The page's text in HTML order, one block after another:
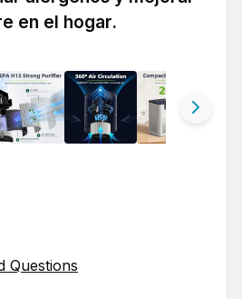
en el hogar.
Questions